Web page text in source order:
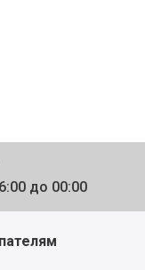
до 00:00